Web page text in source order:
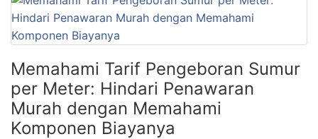
Memahami Tarif Pengeboran Sumur
per Meter: Hindari Penawaran
Murah dengan Memahami
Komponen Biayanya